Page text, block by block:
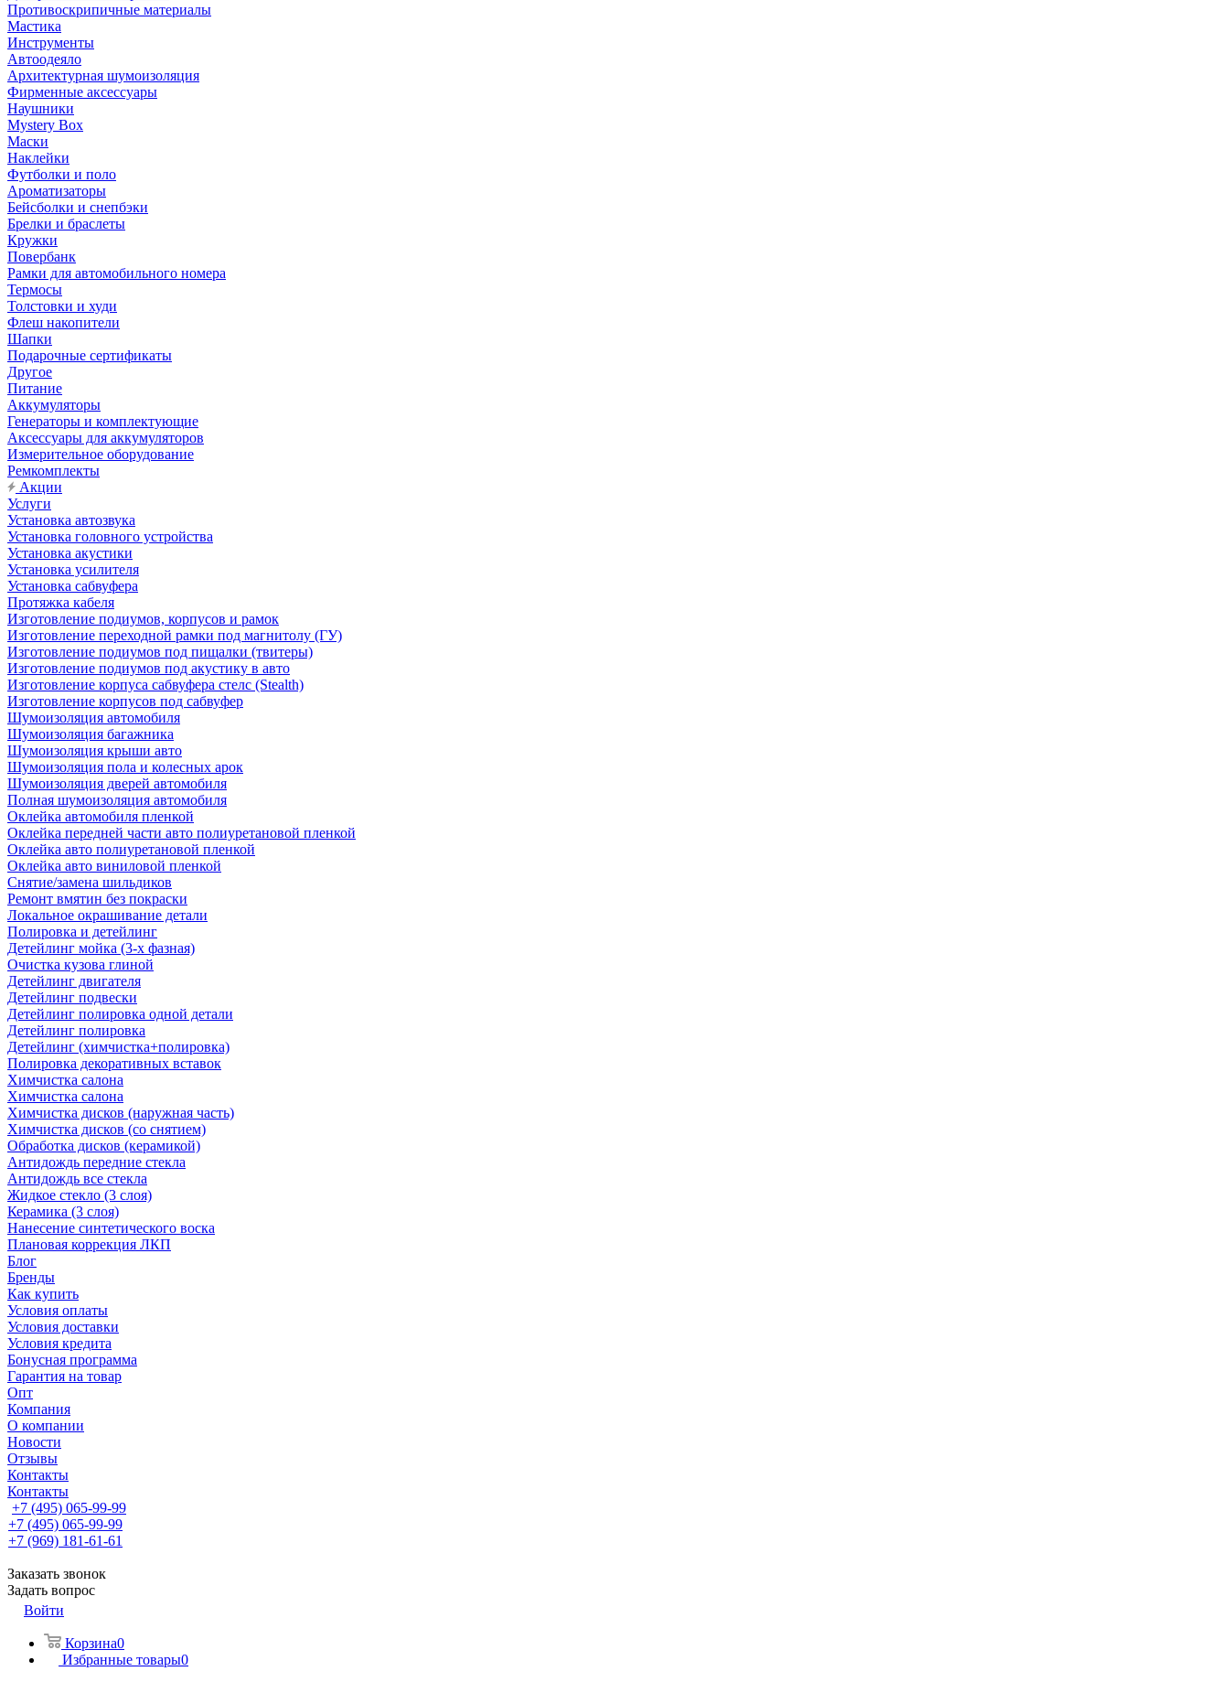
Противоскрипичные материалы
Мастика
Инструменты
Автоодеяло
Архитектурная шумоизоляция
Фирменные аксессуары
Наушники
Mystery Box
Маски
Наклейки
Футболки и поло
Ароматизаторы
Бейсболки и снепбэки
Брелки и браслеты
Кружки
Повербанк
Рамки для автомобильного номера
Термосы
Толстовки и худи
Флеш накопители
Шапки
Подарочные сертификаты
Другое
Питание
Аккумуляторы
Генераторы и комплектующие
Аксессуары для аккумуляторов
Измерительное оборудование
Ремкомплекты
Акции
Услуги
Установка автозвука
Установка головного устройства
Установка акустики
Установка усилителя
Установка сабвуфера
Протяжка кабеля
Изготовление подиумов, корпусов и рамок
Изготовление переходной рамки под магнитолу (ГУ)
Изготовление подиумов под пищалки (твитеры)
Изготовление подиумов под акустику в авто
Изготовление корпуса сабвуфера стелс (Stealth)
Изготовление корпусов под сабвуфер
Шумоизоляция автомобиля
Шумоизоляция багажника
Шумоизоляция крыши авто
Шумоизоляция пола и колесных арок
Шумоизоляция дверей автомобиля
Полная шумоизоляция автомобиля
Оклейка автомобиля пленкой
Оклейка передней части авто полиуретановой пленкой
Оклейка авто полиуретановой пленкой
Оклейка авто виниловой пленкой
Снятие/замена шильдиков
Ремонт вмятин без покраски
Локальное окрашивание детали
Полировка и детейлинг
Детейлинг мойка (3-х фазная)
Очистка кузова глиной
Детейлинг двигателя
Детейлинг подвески
Детейлинг полировка одной детали
Детейлинг полировка
Детейлинг (химчистка+полировка)
Полировка декоративных вставок
Химчистка салона
Химчистка салона
Химчистка дисков (наружная часть)
Химчистка дисков (со снятием)
Обработка дисков (керамикой)
Антидождь передние стекла
Антидождь все стекла
Жидкое стекло (3 слоя)
Керамика (3 слоя)
Нанесение синтетического воска
Плановая коррекция ЛКП
Блог
Бренды
Как купить
Условия оплаты
Условия доставки
Условия кредита
Бонусная программа
Гарантия на товар
Опт
Компания
О компании
Новости
Отзывы
Контакты
Контакты
+7 (495) 065-99-99
+7 (495) 065-99-99
+7 (969) 181-61-61
Заказать звонок
Задать вопрос
Войти
Корзина0
Избранные товары0